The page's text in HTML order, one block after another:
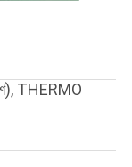
THERMO